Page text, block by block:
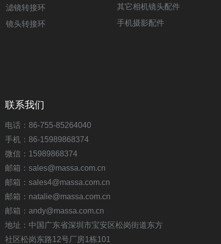
滤镜转接环
镜头转接环
其它相机镜头配件
手机摄影配件
联系我们
电话：86-755-85264040
手机：86-15989868374
微信：15989868374
邮箱：sales@massa.com.cn
邮箱：sales4@massa.com.cn
邮箱：natalie@massa.com.cn
邮箱：andy@massa.com.cn
地址：中国广东省深圳市宝安区松岗街道东方
社区松岗东路12号厂房1栋101